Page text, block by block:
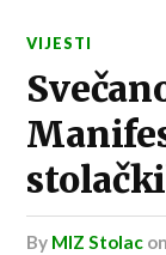
VIJESTI
by MIZ Stolac on